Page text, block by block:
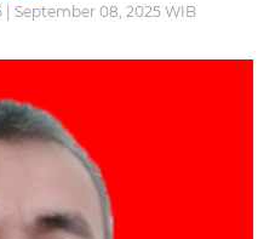
| September 08, 2025 WIB